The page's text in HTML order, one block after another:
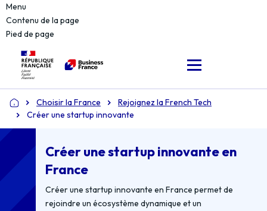
Menu
Contenu de la page
Pied de page
Accueil Choisir la France
Rejoignez la French Tech
Créer une startup innovante
Créer une startup innovante en
France
Créer une startup innovante en France permet de
rejoindre un écosystème dynamique et un